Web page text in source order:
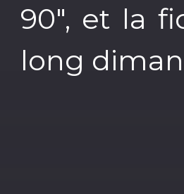
90", et la
long